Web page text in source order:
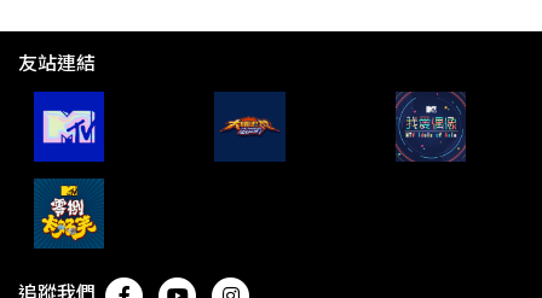
友站連結